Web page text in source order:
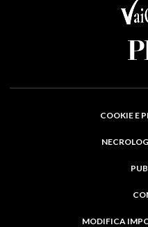
COOKIE E
MODIFICA